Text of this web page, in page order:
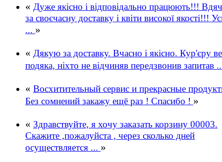
« Дуже якісно і відповідально працюють!!!
за своєчасну доставку і квіти високої якості!!!
... »
« Дякую за доставку. Вчасно і якісно. Кур'єру
подяка, ніхто не відчиняв передзвонив запитав
« Восхитительный сервис и прекрасные
Без сомнений закажу ещё раз ! Спасибо ! »
« Здравствуйте, я хочу заказать корзину 00003.
Скажите ,пожалуйста , через сколько дней
осуществляется ... »